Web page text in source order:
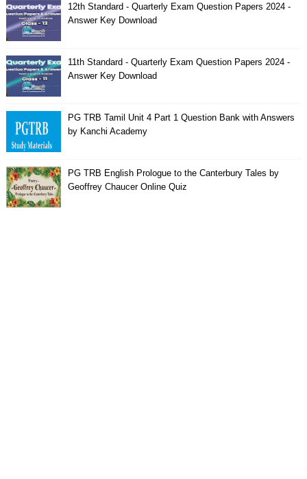
12th Standard - Quarterly Exam Question Papers 2024 -
Answer Key Download
11th Standard - Quarterly Exam Question Papers 2024 -
Answer Key Download
PG TRB Tamil Unit 4 Part 1 Question Bank with Answers
by Kanchi Academy
PG TRB English Prologue to the Canterbury Tales by
Geoffrey Chaucer Online Quiz